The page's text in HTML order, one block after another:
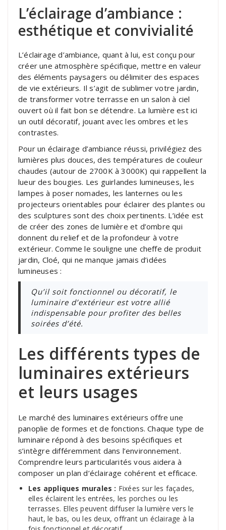
L’éclairage d’ambiance :
esthétique et convivialité
L’éclairage d’ambiance, quant à lui, est conçu pour
créer une atmosphère spécifique, mettre en valeur
des éléments paysagers ou délimiter des espaces
de vie extérieurs. Il s’agit de sublimer votre jardin,
de transformer votre terrasse en un salon à ciel
ouvert où il fait bon se détendre. La lumière est ici
un outil décoratif, jouant avec les ombres et les
contrastes.
Pour un éclairage d’ambiance réussi, privilégiez des
lumières plus douces, des températures de couleur
chaudes (autour de 2700K à 3000K) qui rappellent la
lueur des bougies. Les guirlandes lumineuses, les
lampes à poser nomades, les lanternes ou les
projecteurs orientables pour éclairer des plantes ou
des sculptures sont des choix pertinents. L’idée est
de créer des zones de lumière et d’ombre qui
donnent du relief et de la profondeur à votre
extérieur. Comme le souligne une cheffe de produit
jardin, Cloé, qui ne manque jamais d’idées
lumineuses :
Qu’il soit fonctionnel ou décoratif, le
luminaire d’extérieur est votre allié
indispensable pour profiter des belles
soirées d’été.
Les différents types de
luminaires extérieurs
et leurs usages
Le marché des luminaires extérieurs offre une
panoplie de formes et de fonctions. Chaque type de
luminaire répond à des besoins spécifiques et
s’intègre différemment dans l’environnement.
Comprendre leurs particularités vous aidera à
composer un plan d’éclairage cohérent et efficace.
Les appliques murales : Fixées sur les façades,
elles éclairent les entrées, les porches ou les
terrasses. Elles peuvent diffuser la lumière vers le
haut, le bas, ou les deux, offrant un éclairage à la